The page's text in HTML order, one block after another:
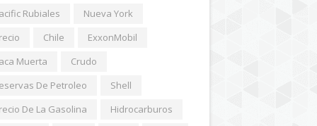
Rubiales
Nueva York
Chile
ExxonMobil
Muerta
Crudo
De Petroleo
Shell
De La Gasolina
Hidrocarburos